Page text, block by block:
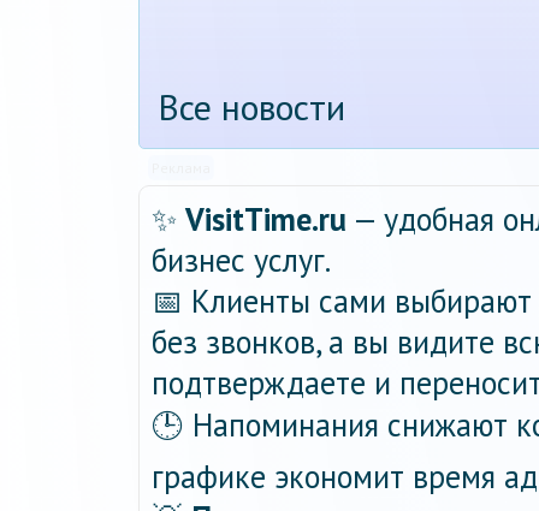
Все новости
✨ VisitTime.ru — удобная
бизнес услуг.
📅 Клиенты сами
без звонков, а вы видите
подтверждаете и
🕒 Напоминания снижают
графике экономит время